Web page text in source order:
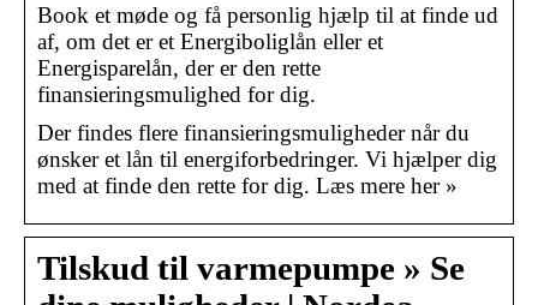
Book et møde og få personlig hjælp til at finde ud
af, om det er et Energiboliglån eller et
Energisparelån, der er den rette
finansieringsmulighed for dig.
Der findes flere finansieringsmuligheder når du
ønsker et lån til energiforbedringer. Vi hjælper dig
med at finde den rette for dig. Læs mere her »
Tilskud til varmepumpe » Se